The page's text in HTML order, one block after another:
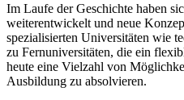
Im Laufe der Geschichte haben
weiterentwickelt und neue
spezialisierten Universitäten wie
zu Fernuniversitäten, die ein
heute eine Vielzahl von
Ausbildung zu absolvieren.